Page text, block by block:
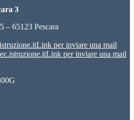
3
– 65123 Pescara
Link per inviare una mail
Link per inviare una mail